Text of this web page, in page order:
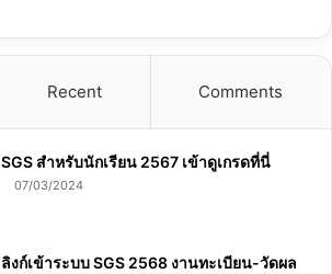
Recent Comments
SGS สําหรับนักเรียน 2567 เข้าดูเกรดที่นี่
07/03/2024
ลิงก์เข้าระบบ SGS 2568 งานทะเบียน-วัดผล